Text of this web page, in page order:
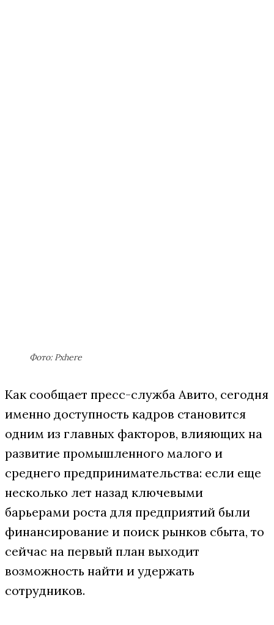
Фото: Pxhere
Как сообщает пресс-служба Авито, сегодня
именно доступность кадров становится
одним из главных факторов, влияющих на
развитие промышленного малого и
среднего предпринимательства: если еще
несколько лет назад ключевыми
барьерами роста для предприятий были
финансирование и поиск рынков сбыта, то
сейчас на первый план выходит
возможность найти и удержать
сотрудников.